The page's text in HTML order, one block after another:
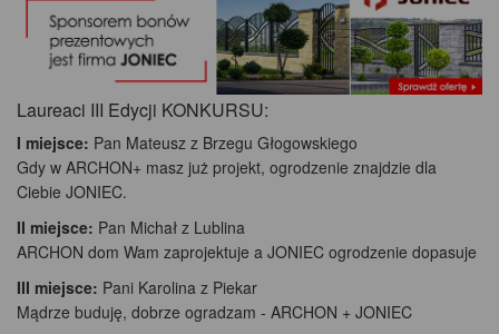
Laureaci III Edycji KONKURSU:
I miejsce: Pan Mateusz z Brzegu Głogowskiego
Gdy w ARCHON+ masz już projekt, ogrodzenie znajdzie dla
Ciebie JONIEC.
II miejsce: Pan Michał z Lublina
ARCHON dom Wam zaprojektuje a JONIEC ogrodzenie dopasuje
III miejsce: Pani Karolina z Piekar
Mądrze buduję, dobrze ogradzam - ARCHON + JONIEC